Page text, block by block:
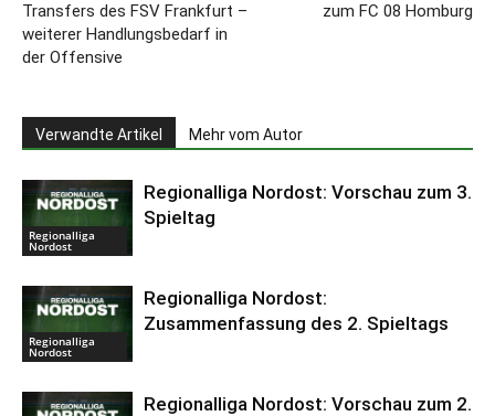
Transfers des FSV Frankfurt –
weiterer Handlungsbedarf in
der Offensive
zum FC 08 Homburg
Verwandte Artikel Mehr vom Autor
Regionalliga
Nordost
Regionalliga Nordost: Vorschau zum 3.
Spieltag
Regionalliga
Nordost
Regionalliga Nordost:
Zusammenfassung des 2. Spieltags
Regionalliga Nordost: Vorschau zum 2.